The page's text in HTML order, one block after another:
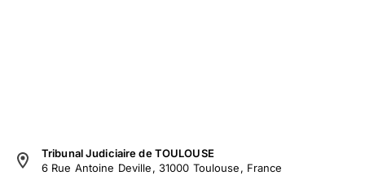
Tribunal Judiciaire de TOULOUSE
6 Rue Antoine Deville, 31000 Toulouse, France